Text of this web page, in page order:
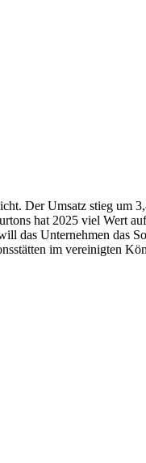
Der Umsatz stieg um
hat 2025 viel Wert
das Unternehmen das
im vereinigten